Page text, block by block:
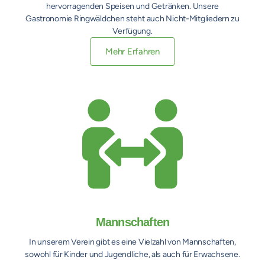
hervorragenden Speisen und Getränken. Unsere
Gastronomie Ringwäldchen steht auch Nicht-Mitgliedern zu
Verfügung.
Mehr Erfahren
Mannschaften
In unserem Verein gibt es eine Vielzahl von Mannschaften,
sowohl für Kinder und Jugendliche, als auch für Erwachsene.